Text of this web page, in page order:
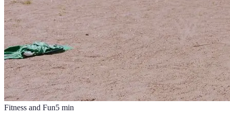
Fitness and Fun5 min